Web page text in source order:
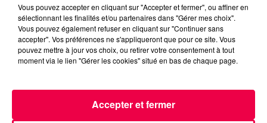
INFOS
EMISSIONS
Vous pouvez accepter en cliquant sur "Accepter et fermer", ou affiner en
sélectionnant les finalités et/ou partenaires dans "Gérer mes choix".
Vous pouvez également refuser en cliquant sur "Continuer sans
accepter". Vos préférences ne s'appliqueront que pour ce site. Vous
pouvez mettre à jour vos choix, ou retirer votre consentement à tout
moment via le lien "Gérer les cookies" situé en bas de chaque page.
Accepter et fermer